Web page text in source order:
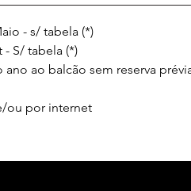
- s/ tabela (*)
S/ tabela (*)
ao balcão sem reserva
ou por internet